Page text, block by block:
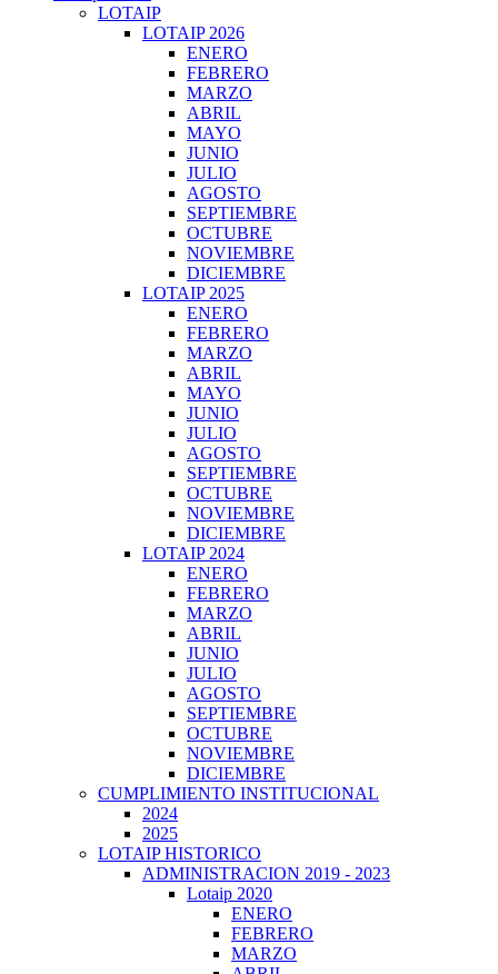
LOTAIP
LOTAIP 2026
ENERO
FEBRERO
MARZO
ABRIL
MAYO
JUNIO
JULIO
AGOSTO
SEPTIEMBRE
OCTUBRE
NOVIEMBRE
DICIEMBRE
LOTAIP 2025
ENERO
FEBRERO
MARZO
ABRIL
MAYO
JUNIO
JULIO
AGOSTO
SEPTIEMBRE
OCTUBRE
NOVIEMBRE
DICIEMBRE
LOTAIP 2024
ENERO
FEBRERO
MARZO
ABRIL
JUNIO
JULIO
AGOSTO
SEPTIEMBRE
OCTUBRE
NOVIEMBRE
DICIEMBRE
CUMPLIMIENTO INSTITUCIONAL
2024
2025
LOTAIP HISTORICO
ADMINISTRACION 2019 - 2023
Lotaip 2020
ENERO
FEBRERO
MARZO